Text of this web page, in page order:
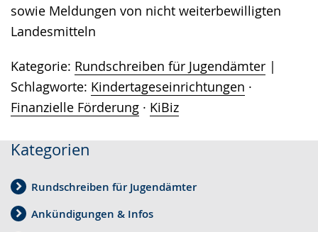
sowie Meldungen von nicht weiterbewilligten
Landesmitteln
Kategorie: Rundschreiben für Jugendämter
Schlagworte: Kindertageseinrichtungen ·
Finanzielle Förderung · KiBiz
Kategorien
Rundschreiben für Jugendämter
Ankündigungen & Infos